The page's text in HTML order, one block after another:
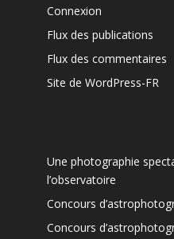
Connexion
Flux des publications
Flux des commentaires
Site de WordPress-FR
Une photographie
l’observatoire
Concours
Concours